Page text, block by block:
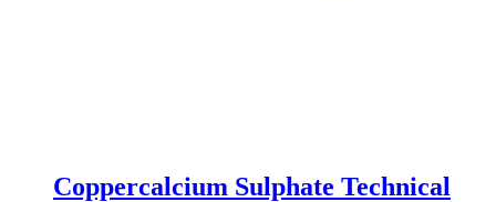
Coppercalcium Sulphate Technical